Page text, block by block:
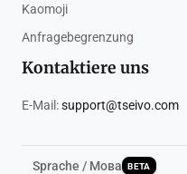
Kaomoji
Anfragebegrenzung
Kontaktiere uns
E-Mail:support@tseivo.com
Sprache / Мова BETA